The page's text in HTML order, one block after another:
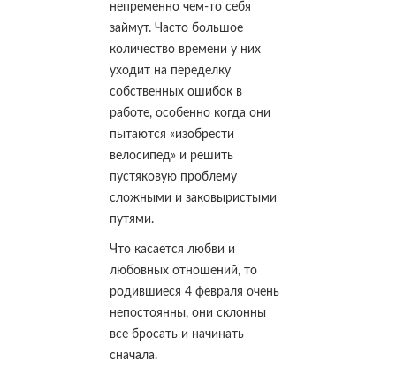
непременно чем-то себя
займут. Часто большое
количество времени у них
уходит на переделку
собственных ошибок в
работе, особенно когда они
пытаются «изобрести
велосипед» и решить
пустяковую проблему
сложными и заковыристыми
путями.
Что касается любви и
любовных отношений, то
родившиеся 4 февраля очень
непостоянны, они склонны
все бросать и начинать
сначала.